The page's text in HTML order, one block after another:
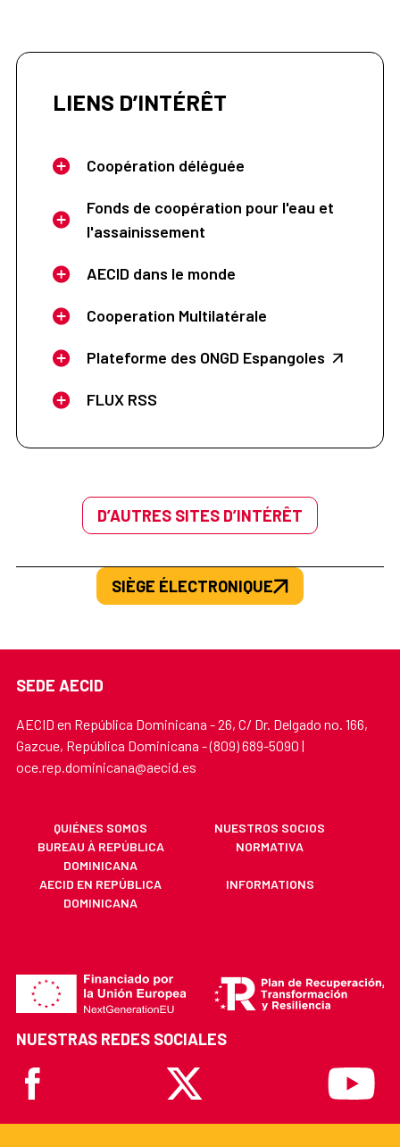
LIENS D’INTÉRÊT
Coopération déléguée
Fonds de coopération pour l'eau et
l'assainissement
AECID dans le monde
Cooperation Multilatérale
Plateforme des ONGD Espangoles
FLUX RSS
D’AUTRES SITES D’INTÉRÊT
SIÈGE ÉLECTRONIQUE
SEDE AECID
AECID en República Dominicana - 26, C/ Dr. Delgado no. 166,
Gazcue, República Dominicana - (809) 689-5090 |
oce.rep.dominicana@aecid.es
QUIÉNES SOMOS
NUESTROS SOCIOS
BUREAU À REPÚBLICA
DOMINICANA
NORMATIVA
AECID EN REPÚBLICA
DOMINICANA
INFORMATIONS
NUESTRAS REDES SOCIALES
Facebook
X Youtube